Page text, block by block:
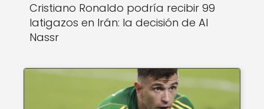
Cristiano Ronaldo podría recibir 99
latigazos en Irán: la decisión de Al
Nassr